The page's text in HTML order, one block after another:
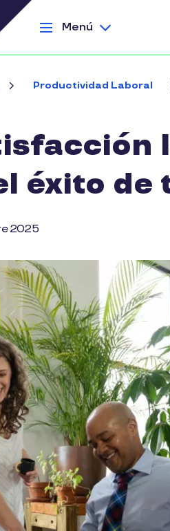
Menú
Productividad Laboral
éxito de
2025